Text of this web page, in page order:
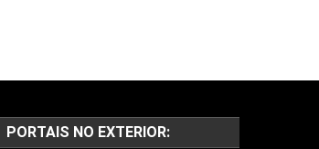
PORTAIS NO EXTERIOR: